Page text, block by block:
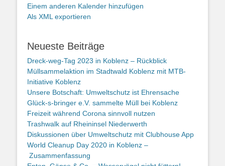
Einem anderen Kalender hinzufügen
Als XML exportieren
Neueste Beiträge
Dreck-weg-Tag 2023 in Koblenz – Rückblick
Müllsammelaktion im Stadtwald Koblenz mit MTB-
Initiative Koblenz
Unsere Botschaft: Umweltschutz ist Ehrensache
Glück-s-bringer e.V. sammelte Müll bei Koblenz
Freizeit während Corona sinnvoll nutzen
Trashwalk auf Rheininsel Niederwerth
Diskussionen über Umweltschutz mit Clubhouse App
World Cleanup Day 2020 in Koblenz –
Zusammenfassung